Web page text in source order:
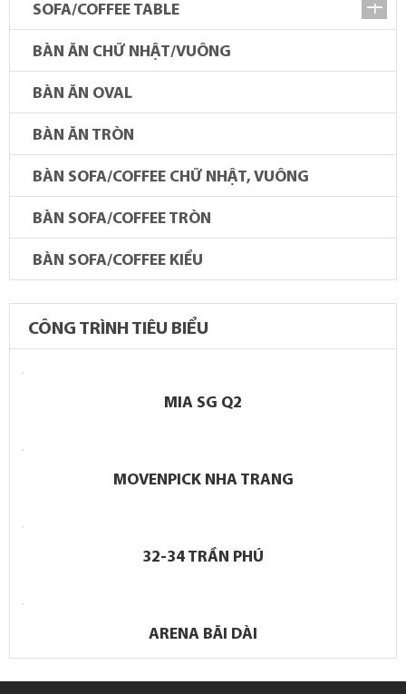
SOFA/COFFEE TABLE
BÀN ĂN CHỮ NHẬT/VUÔNG
BÀN ĂN OVAL
BÀN ĂN TRÒN
BÀN SOFA/COFFEE CHỮ NHẬT, VUÔNG
BÀN SOFA/COFFEE TRÒN
BÀN SOFA/COFFEE KIỂU
CÔNG TRÌNH TIÊU BIỂU
MIA SG Q2
MOVENPICK NHA TRANG
32-34 TRẦN PHÚ
ARENA BÃI DÀI